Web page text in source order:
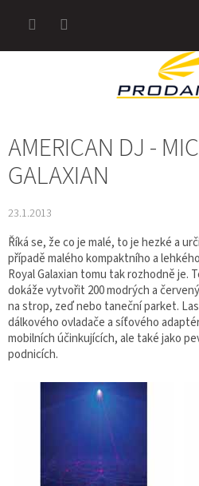
AMERICAN DJ -
GALAXIAN
23.1.2013
Říká se, že co je malé, to je hezké a
případě malého kompaktního a
Royal Galaxian tomu tak rozhodně je.
dokáže vytvořit 200 modrých a
na strop, zeď nebo taneční parket.
dálkového ovladače a síťového
mobilních účinkujících, ale také jako
podnicích.